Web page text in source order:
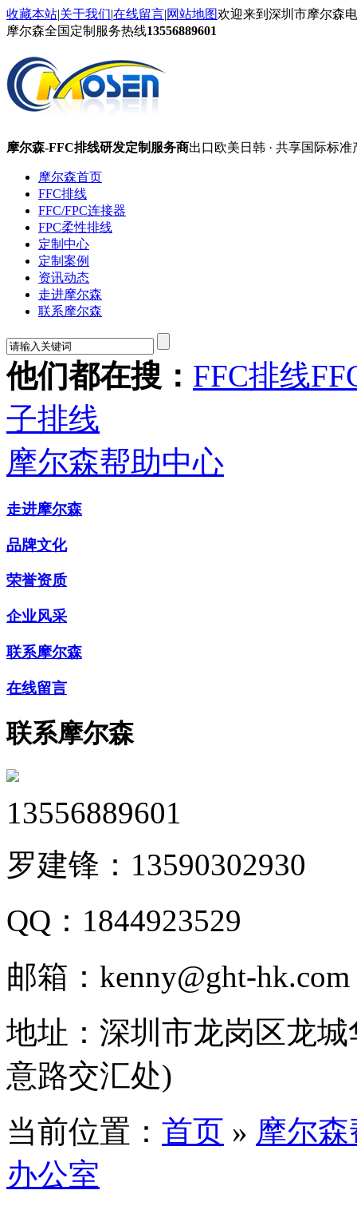
收藏本站|关于我们|在线留言|网站地图欢迎来到深圳市摩尔森
摩尔森全国定制服务热线13556889601
摩尔森-FFC排线研发定制服务商出口欧美日韩 · 共享国际标准
摩尔森首页
FFC排线
FFC/FPC连接器
FPC柔性排线
定制中心
定制案例
资讯动态
走进摩尔森
联系摩尔森
他们都在搜： FFC排线
子排线
摩尔森帮助中心
走进摩尔森
品牌文化
荣誉资质
企业风采
联系摩尔森
在线留言
联系摩尔森
13556889601
罗建锋： 13590302930
QQ： 1844923529
邮箱： kenny@ght-hk.com
地址： 深圳市龙岗区龙
意路交汇处)
当前位置： 首页 » 摩尔
办公室